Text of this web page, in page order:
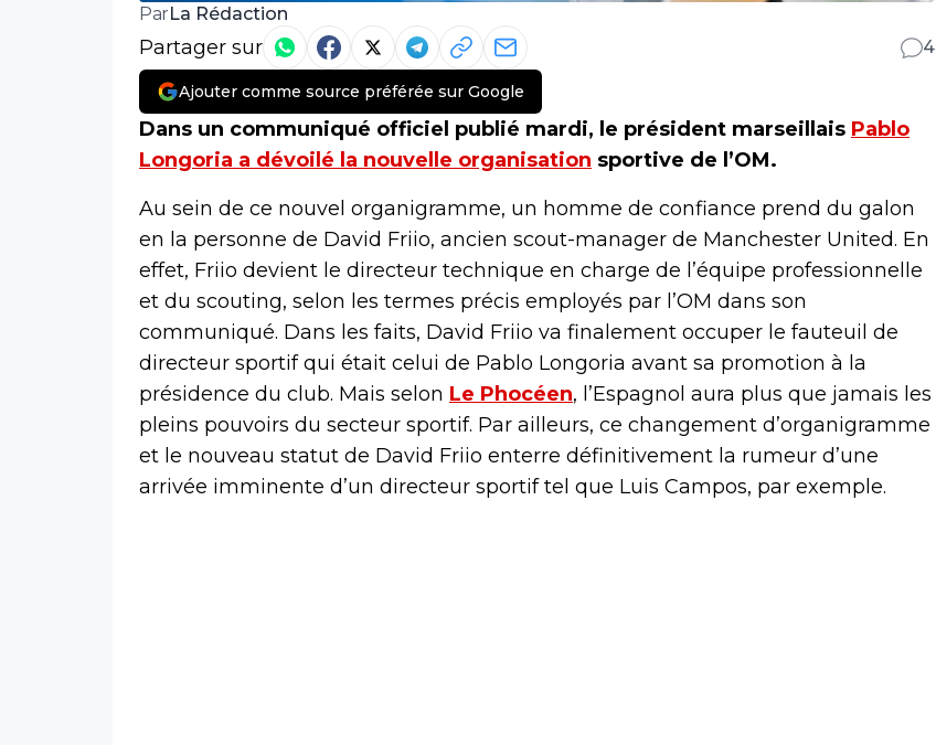
ParLa Rédaction
Partager sur 4
Ajouter comme source préférée sur Google
Dans un communiqué officiel publié mardi, le président marseillais Pablo
Longoria a dévoilé la nouvelle organisation sportive de l’OM.
Au sein de ce nouvel organigramme, un homme de confiance prend du galon
en la personne de David Friio, ancien scout-manager de Manchester United. En
effet, Friio devient le directeur technique en charge de l’équipe professionnelle
et du scouting, selon les termes précis employés par l’OM dans son
communiqué. Dans les faits, David Friio va finalement occuper le fauteuil de
directeur sportif qui était celui de Pablo Longoria avant sa promotion à la
présidence du club. Mais selon Le Phocéen, l’Espagnol aura plus que jamais les
pleins pouvoirs du secteur sportif. Par ailleurs, ce changement d’organigramme
et le nouveau statut de David Friio enterre définitivement la rumeur d’une
arrivée imminente d’un directeur sportif tel que Luis Campos, par exemple.